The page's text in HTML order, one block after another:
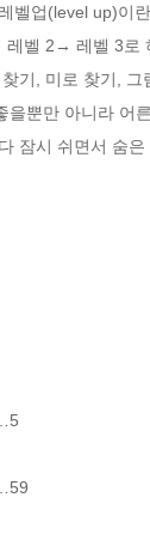
벨업(level up)이
벨 2→ 레벨 3로
기, 미로 찾기,
을뿐만 아니라 어
잠시 쉬면서 숨